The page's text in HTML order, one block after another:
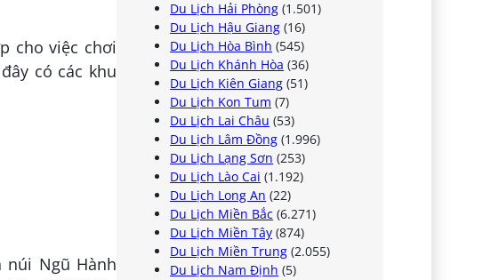
cho việc chơi
có các khu
Ngũ Hành
Du Lịch Hải Phòng (1.501)
Du Lịch Hậu Giang (16)
Du Lịch Hòa Bình (545)
Du Lịch Khánh Hòa (36)
Du Lịch Kiên Giang (51)
Du Lịch Kon Tum (7)
Du Lịch Lai Châu (53)
Du Lịch Lâm Đồng (1.996)
Du Lịch Lạng Sơn (253)
Du Lịch Lào Cai (1.192)
Du Lịch Long An (22)
Du Lịch Miền Bắc (6.271)
Du Lịch Miền Tây (874)
Du Lịch Miền Trung (2.055)
Du Lịch Nam Định (5)